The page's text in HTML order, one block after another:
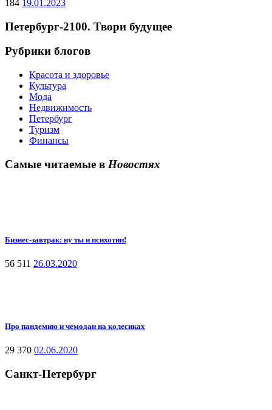
184 19.01.2023
Петербург-2100. Твори будущее
Рубрики блогов
Красота и здоровье
Культура
Мода
Недвижимость
Петербург
Туризм
Финансы
Самые читаемые в Новостях
Бизнес-завтрак: ну ты и психотип!
56 511 26.03.2020
Про пандемию и чемодан на колесиках
29 370 02.06.2020
Санкт-Петербург